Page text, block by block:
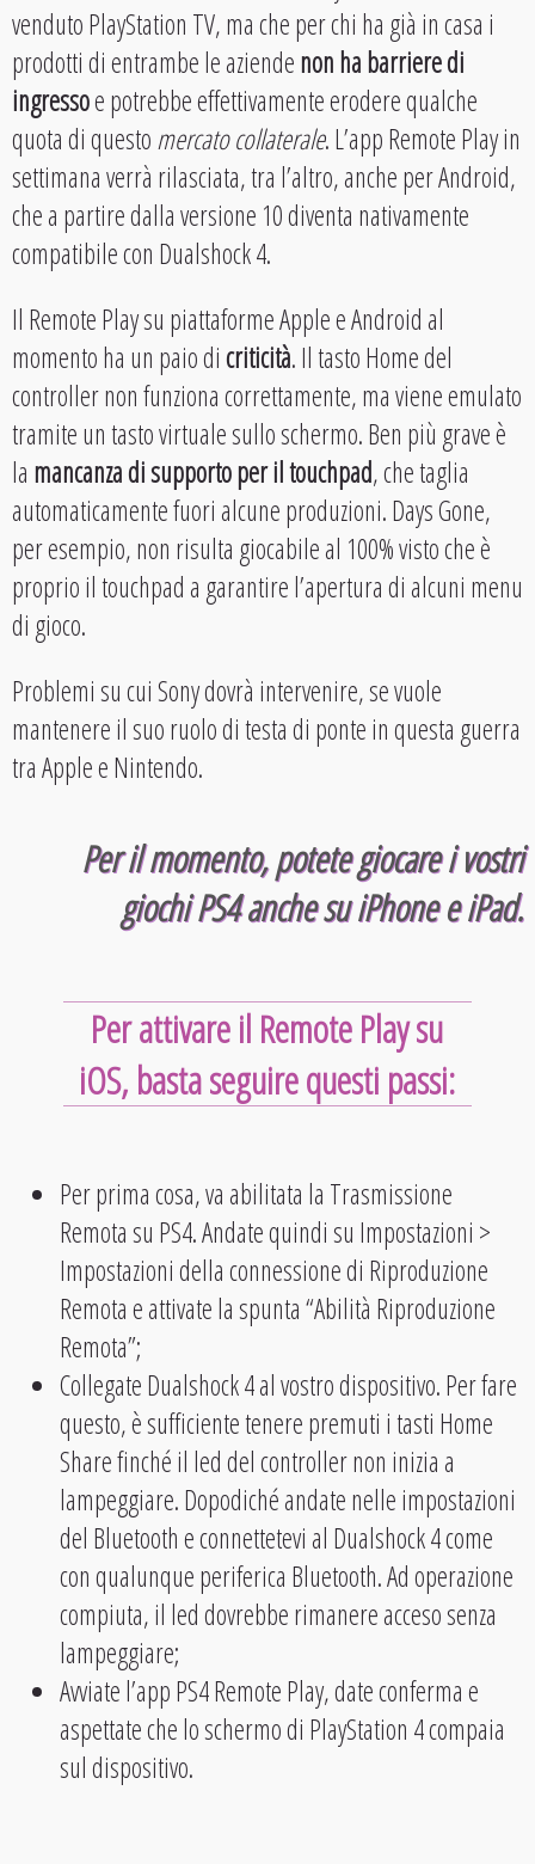
venduto PlayStation TV, ma che per chi ha già in casa i
prodotti di entrambe le aziendenon ha barriere di
ingressoe potrebbe effettivamente erodere qualche
quota di questomercato collaterale. L’app Remote Play in
settimana verrà rilasciata, tra l’altro, anche per Android,
che a partire dalla versione 10 diventa nativamente
compatibile con Dualshock 4.
Il Remote Play su piattaforme Apple e Android al
momento ha un paio dicriticità. Il tasto Home del
controller non funziona correttamente, ma viene emulato
tramite un tasto virtuale sullo schermo. Ben più grave è
la mancanza di supporto per il touchpad, che taglia
automaticamente fuori alcune produzioni. Days Gone,
per esempio, non risulta giocabile al 100% visto che è
proprio il touchpad a garantire l’apertura di alcuni menu
di gioco.
Problemi su cui Sony dovrà intervenire, se vuole
mantenere il suo ruolo di testa di ponte in questa guerra
tra Apple e Nintendo.
Per il momento, potete giocare i vostri
giochi PS4 anche su iPhone e iPad.
Per attivare il Remote Play su
iOS, basta seguire questi passi:
Per prima cosa, va abilitata la Trasmissione
Remota su PS4. Andate quindi su Impostazioni >
Impostazioni della connessione di Riproduzione
Remota e attivate la spunta “Abilità Riproduzione
Remota”;
Collegate Dualshock 4 al vostro dispositivo. Per fare
questo, è sufficiente tenere premuti i tasti Home
Share finché il led del controller non inizia a
lampeggiare. Dopodiché andate nelle impostazioni
del Bluetooth e connettetevi al Dualshock 4 come
con qualunque periferica Bluetooth. Ad operazione
compiuta, il led dovrebbe rimanere acceso senza
lampeggiare;
Avviate l’app PS4 Remote Play, date conferma e
aspettate che lo schermo di PlayStation 4 compaia
sul dispositivo.